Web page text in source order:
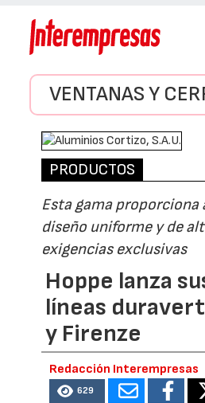
VENTANAS Y
PRODUCTOS
Esta gama proporciona
diseño uniforme y de
exigencias exclusivas
Hoppe lanza
líneas
y Firenze
Redacción Interempresas
629